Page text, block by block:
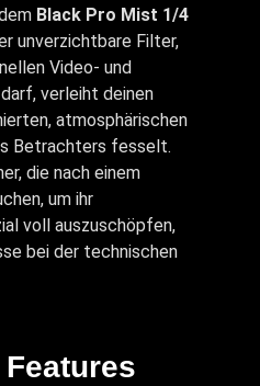
Black Pro Mist 1/4
unverzichtbare Filter,
Video- und
verleiht deinen
atmosphärischen
Betrachters fesselt.
die nach einem
um ihr
voll auszuschöpfen,
bei der technischen